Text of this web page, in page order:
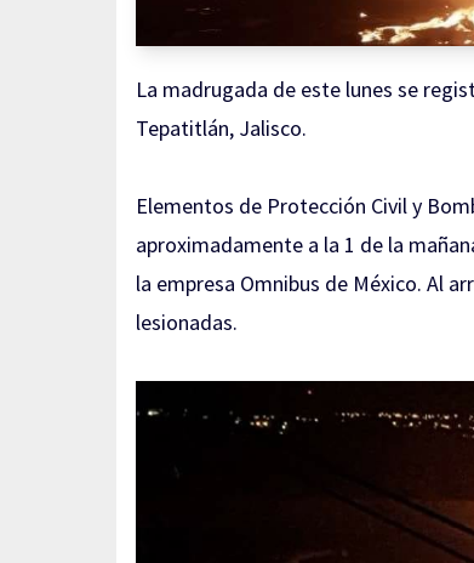
La madrugada de este lunes se
Tepatitlán, Jalisco.
Elementos de Protección Civil y
aproximadamente a la 1 de la
la empresa Omnibus de México. Al
lesionadas.